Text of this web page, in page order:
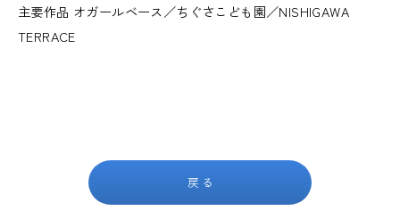
主要作品 オガールベース／ちぐさこども園／NISHIGAWA
TERRACE
戻る